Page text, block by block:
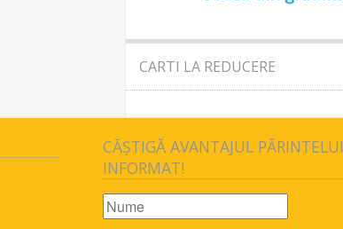
CARTI LA REDUCERE
CĂȘTIGĂ AVANTAJUL PĂRINTELUI
INFORMAT!